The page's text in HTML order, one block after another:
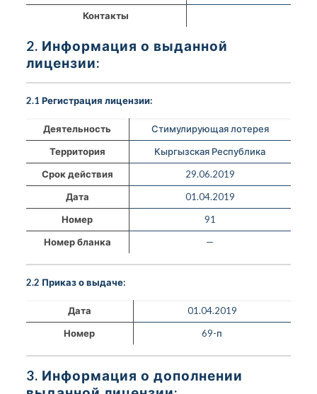
Контакты
2. Информация о выданной
лицензии:
2.1 Регистрация лицензии:
Деятельность
Стимулирующая лотерея
Территория
Кыргызская Республика
Срок действия
29.06.2019
Дата
01.04.2019
Номер
91
Номер бланка
—
2.2 Приказ о выдаче:
Дата
01.04.2019
Номер
69-п
3. Информация о дополнении